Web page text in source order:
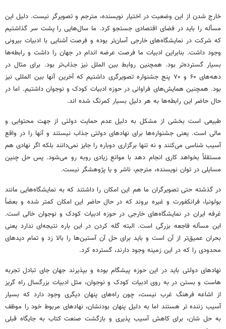
خارج شدن از این وضعیت در اختیار نویسنده، مترجم و تصویرگر نیست. دلیل این
مسأله را باید در فضای اقتصادی جستجو کرد. ما سال‌هایی را پشت سر گذاشتیم
که شرکت در نمایشگاه‌های خارجی آسان‌تر بوده و فرصت آشنایی با ادبیات بیرونی
وجود داشت. بنابراین ادبیات ما فرصت عرضه اندام در جهان را داشت و رابطه‌ها
بسیار گسترده‌تر بود. همچنین روابط بین الملل نیز جذاب‌تر بود. برای مثال در
دهه‌های ۶۰ و ۷۰ پنج جشنواره تصویرگری داشتیم که آخرین آنها بین المللی نیز
بود. همچنین همایش‌های فراوانی در حوزه ادبیات کودک و نوجوان داشتیم. اما در
حال حاضر این رابطه‌ها به هر دلیل بسیار کمرنگ شده اند.
طبیعی است بخشی از مشکل به دلیل عدم حمایت دولتی از جهت محتوایی و
مالی است. یعنی جشنواره‌ها برای نهادهای دولتی جذاب نیستند و آنها را در واقع
آسیب شناسی می‌کنند و نه تنها برگزاری دوباره را جایز نمی‌دانند بلکه اگر نهادی هم
مستقلاً بخواهد کاری انجام دهد با موانع زیادی روبه رو می‌شود. پس حل چنین
مسایلی در توان نویسنده، مترجم، ناشر و یا پژوهشگر نیست.
در گذشته حتی تصویرگران ما هم این امکان را داشتند که به نمایشگاه‌هایی مانند
بولونیا، فرانکفورت و غیره بروند که در حال حاضر این امکان کمتر شده و بعضاً
غرفه ایران در نمایشگاه‌های خارجی در حوزه ادبیات کودک و نوجوان خالی است.
این مسأله فاجعه بزرگی است. البته گله کردن در این باره نتیجه‌ای ندارد یعنی
بحران عمیق‌تر از آن است و باید برای حل آن آستین‌ها را بالا زد و تمام دیدهای
محدودی را که در این زمینه وجود دارند، گسترده کرد.
نهادهای دولتی باید در این حوزه پیشگام بوده و بپذیرند جهان جای تبادل تجربه
هاست و بستن در به روی ادبیات کودک و نوجوان، مثل ادبیات بزرگسال راه گریز
از اشاعه فرهنگ غرب نیست، چون راه‌های پنهان دیگری وجود دارد که بسیار
آسیب زننده تر هستند اما به دلیل پنهان بودنشان، نهادهای مربوط خود را موظف
به حل شان، برای کاهش آسیب پذیری و بازگشت صنعت کتاب به جایگاه قبلی